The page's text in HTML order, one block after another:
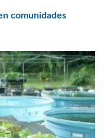
comunidades